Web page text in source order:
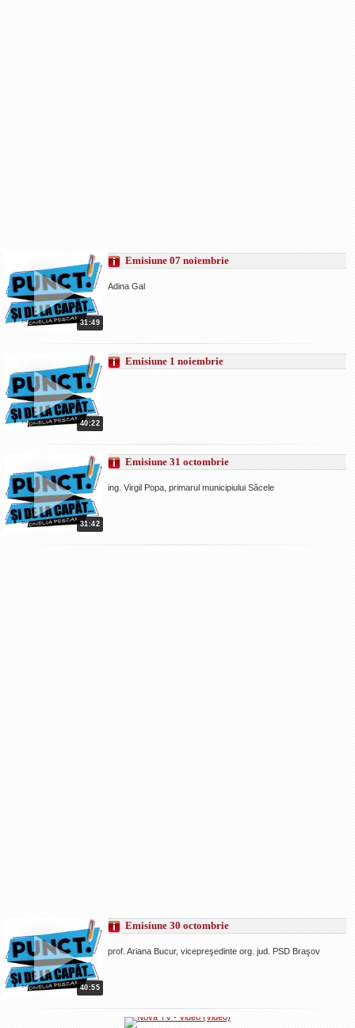
31:49
Emisiune 07 noiembrie
Adina Gal
40:22
Emisiune 1 noiembrie
31:42
Emisiune 31 octombrie
ing. Virgil Popa, primarul municipiului Săcele
40:55
Emisiune 30 octombrie
prof. Ariana Bucur, vicepreşedinte org. jud. PSD Braşov